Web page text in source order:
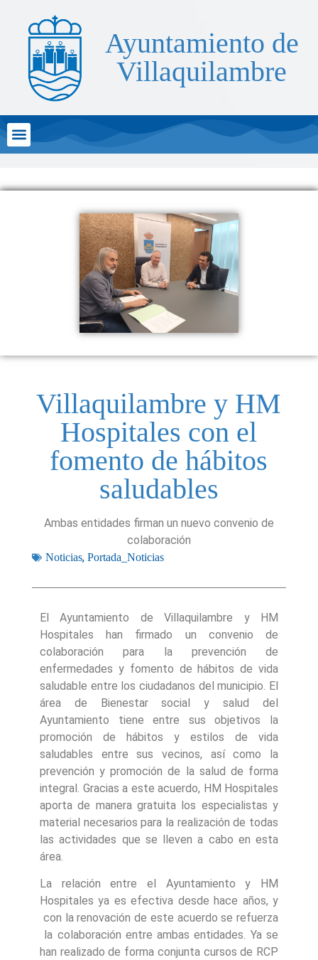
Ayuntamiento de
Villaquilambre
Villaquilambre y HM
Hospitales con el
fomento de hábitos
saludables
Ambas entidades firman un nuevo convenio de
colaboración
Noticias, Portada_Noticias
El Ayuntamiento de Villaquilambre y HM
Hospitales han firmado un convenio de
colaboración para la prevención de
enfermedades y fomento de hábitos de vida
saludable entre los ciudadanos del municipio. El
área de Bienestar social y salud del
Ayuntamiento tiene entre sus objetivos la
promoción de hábitos y estilos de vida
saludables entre sus vecinos, así como la
prevención y promoción de la salud de forma
integral. Gracias a este acuerdo, HM Hospitales
aporta de manera gratuita los especialistas y
material necesarios para la realización de todas
las actividades que se lleven a cabo en esta
área.
La relación entre el Ayuntamiento y HM
Hospitales ya es efectiva desde hace años, y
con la renovación de este acuerdo se refuerza
la colaboración entre ambas entidades. Ya se
han realizado de forma conjunta cursos de RCP